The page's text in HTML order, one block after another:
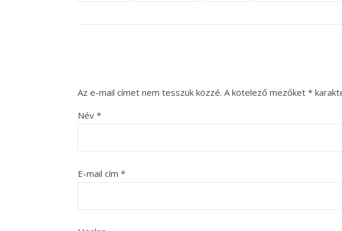
Az e-mail címet nem tesszük közzé. A kötelező mezőket *
Név *
E-mail cím *